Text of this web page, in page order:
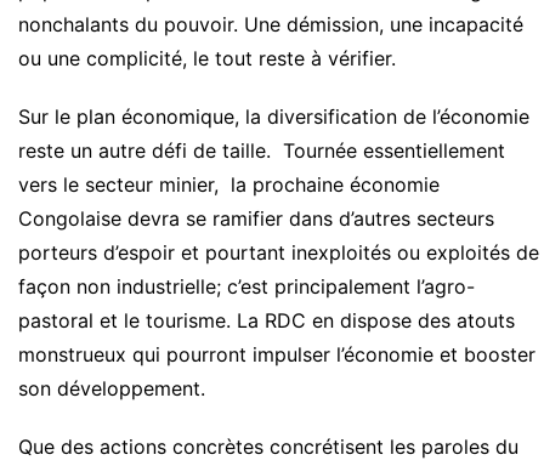
nonchalants du pouvoir. Une démission, une incapacité
ou une complicité, le tout reste à vérifier.
Sur le plan économique, la diversification de l’économie
reste un autre défi de taille. Tournée essentiellement
vers le secteur minier, la prochaine économie
Congolaise devra se ramifier dans d’autres secteurs
porteurs d’espoir et pourtant inexploités ou exploités de
façon non industrielle; c’est principalement l’agro-
pastoral et le tourisme. La RDC en dispose des atouts
monstrueux qui pourront impulser l’économie et booster
son développement.
Que des actions concrètes concrétisent les paroles du